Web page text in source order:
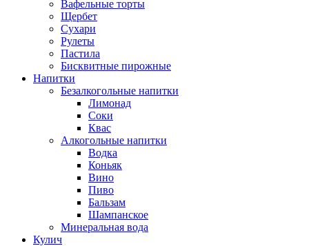
Вафельные торты
Щербет
Сухари
Рулеты
Пастила
Бисквитные пирожные
Напитки
Безалкогольные напитки
Лимонад
Соки
Квас
Алкогольные напитки
Водка
Коньяк
Вино
Пиво
Бальзам
Шампанское
Минеральная вода
Кулич